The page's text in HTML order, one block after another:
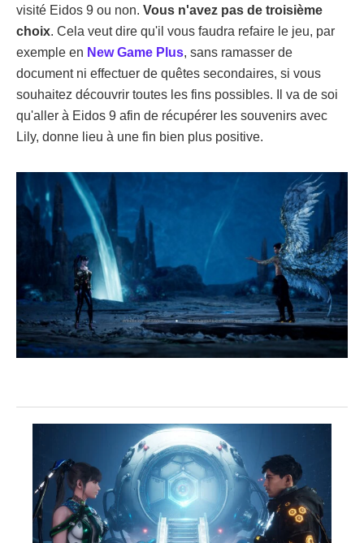
visité Eidos 9 ou non. Vous n'avez pas de troisième
choix. Cela veut dire qu'il vous faudra refaire le jeu, par
exemple en New Game Plus, sans ramasser de
document ni effectuer de quêtes secondaires, si vous
souhaitez découvrir toutes les fins possibles. Il va de soi
qu'aller à Eidos 9 afin de récupérer les souvenirs avec
Lily, donne lieu à une fin bien plus positive.